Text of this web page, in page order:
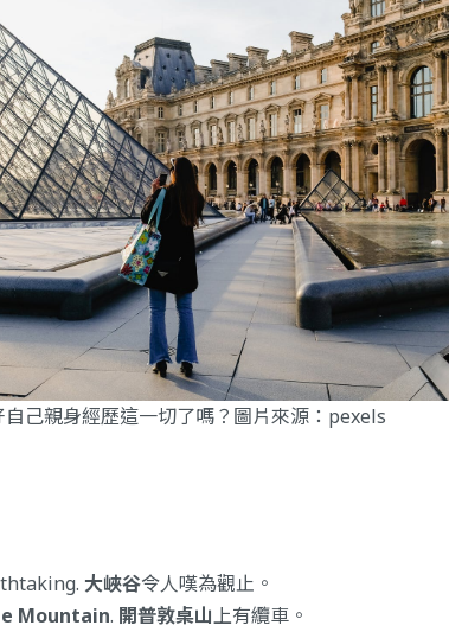
己親身經歷這一切了嗎？圖片來源： pexels
大峽谷令人嘆為觀止。
Mountain. 開普敦桌山上有纜車。